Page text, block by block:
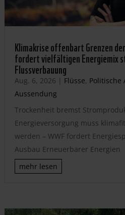
Klimakrise offenbart Grenzen
fordert vielfältigen Energiemix
Flussverbauung
Aug. 6, 2026 | Flüsse, Politische
Aussendung
Trockenheit bremst
Energieversorgung muss
werden – WWF fordert
Ausbau Erneuerbarer Energien
mehr lesen